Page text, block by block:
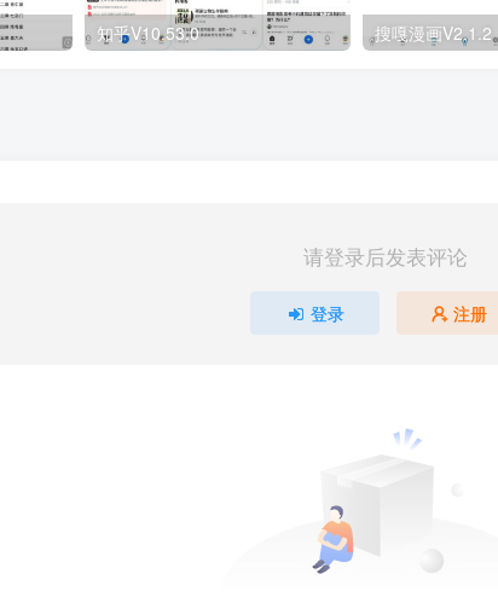
知乎V10.53.0 搜嘎漫画V2.1.2
请登录后发表评论
登录 注册